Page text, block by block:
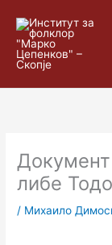
content
либе
/ Михаило